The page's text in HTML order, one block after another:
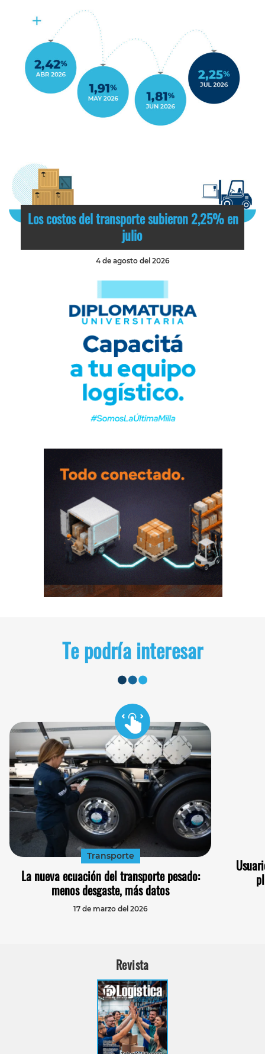
Los costos del transporte subieron 2,25% en
julio
4 de agosto del 2026
Te podría interesar
Transporte
La nueva ecuación del transporte pesado:
menos desgaste, más datos
17 de marzo del 2026
Revista